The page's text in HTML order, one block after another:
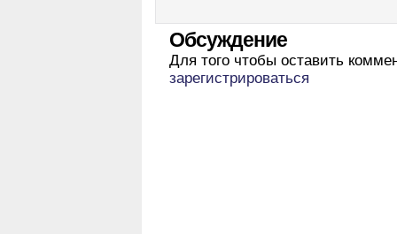
Обсуждение
Для того чтобы оставить
зарегистрироваться